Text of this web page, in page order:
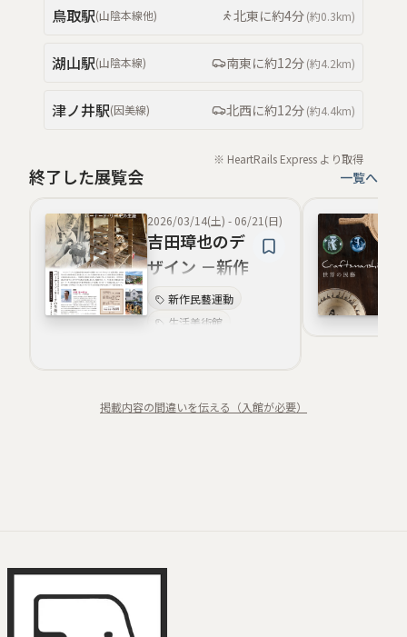
鳥取駅(山陰本線他) 北東に約4分(約0.3km)
湖山駅(山陰本線) 南東に約12分(約4.2km)
津ノ井駅(因美線) 北西に約12分(約4.4km)
※ HeartRails Express より取得
終了した展覧会 一覧へ
2026/03/14(土) - 06/21(日)
吉田璋也のデ
ザイン －新作
民藝運動がめ
ざした未来
新作民藝運動
生活美術館
器と暮らし
掲載内容の間違いを伝える（入館が必要）